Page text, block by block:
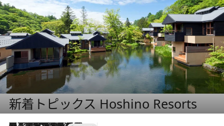
新着トピックス Hoshino Resorts
4 Hours Ago
【トンボの足水浴】ヒノキの香りに包まれて涼感マックス！約13℃の湧水かけ流しを避暑地「星野温泉 トンボの湯」で体験